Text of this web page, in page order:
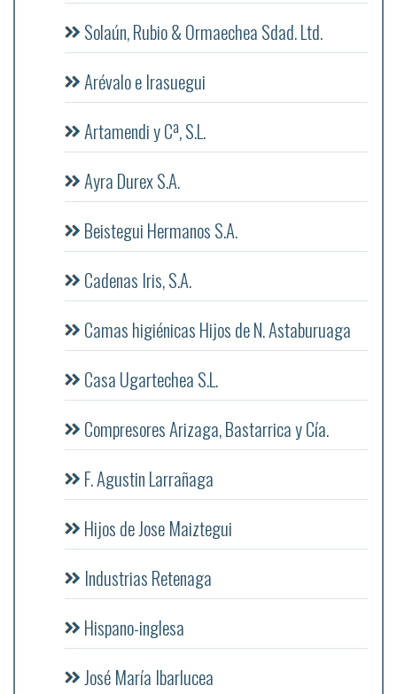
Solaún, Rubio & Ormaechea Sdad. Ltd.
Arévalo e Irasuegui
Artamendi y Cª, S.L.
Ayra Durex S.A.
Beistegui Hermanos S.A.
Cadenas Iris, S.A.
Camas higiénicas Hijos de N. Astaburuaga
Casa Ugartechea S.L.
Compresores Arizaga, Bastarrica y Cía.
F. Agustin Larrañaga
Hijos de Jose Maiztegui
Industrias Retenaga
Hispano-inglesa
José María Ibarlucea